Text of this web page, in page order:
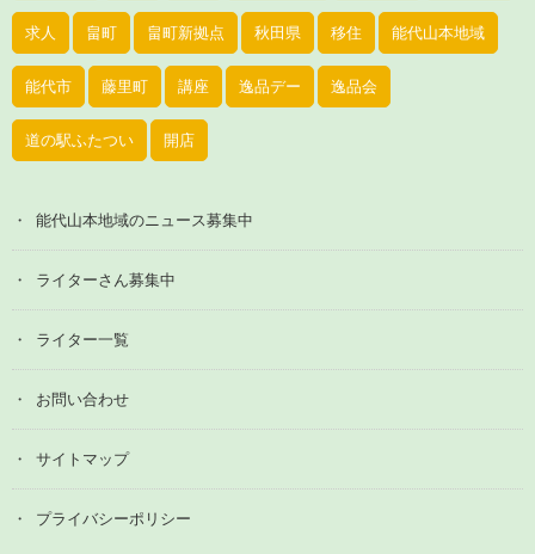
求人 畠町 畠町新拠点 秋田県 移住 能代山本地域
能代市 藤里町 講座 逸品デー 逸品会
道の駅ふたつい 開店
能代山本地域のニュース募集中
ライターさん募集中
ライター一覧
お問い合わせ
サイトマップ
プライバシーポリシー